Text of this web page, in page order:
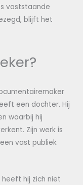
vaststaande
blijft het
een dochter. Hij
waarbij hij
Zijn werk is
vast publiek
hij zich niet